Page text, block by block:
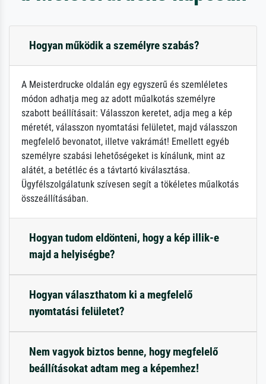
Hogyan működik a személyre szabás?
A Meisterdrucke oldalán egy egyszerű és szemléletes
módon adhatja meg az adott műalkotás személyre
szabott beállításait: Válasszon keretet, adja meg a kép
méretét, válasszon nyomtatási felületet, majd válasszon
megfelelő bevonatot, illetve vakrámát! Emellett egyéb
személyre szabási lehetőségeket is kínálunk, mint az
alátét, a betétléc és a távtartó kiválasztása.
Ügyfélszolgálatunk szívesen segít a tökéletes műalkotás
összeállításában.
Hogyan tudom eldönteni, hogy a kép illik-e
majd a helyiségbe?
Hogyan választhatom ki a megfelelő
nyomtatási felületet?
Nem vagyok biztos benne, hogy megfelelő
beállításokat adtam meg a képemhez!